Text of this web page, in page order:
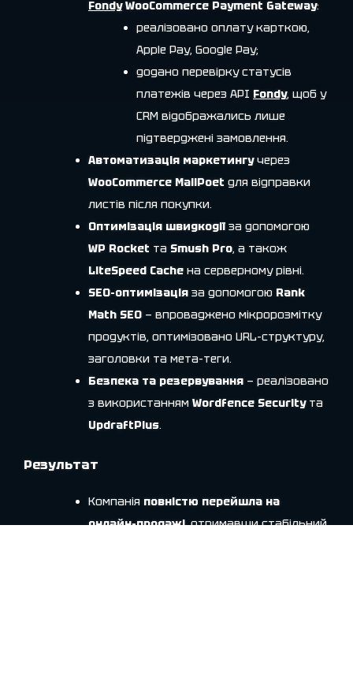
FondyWooCommerce Payment Gateway:
реалізовано оплату карткою,
Apple Pay, Google Pay;
додано перевірку статусів
платежів через API Fondy, щоб у
CRM відображались лише
підтверджені замовлення.
Автоматизація маркетингучерез
WooCommerce MailPoet для відправки
листів після покупки.
Оптимізація швидкодії за допомогою
WP Rocket та Smush Pro, а також
LiteSpeed Cache на серверному рівні.
SEO-оптимізація за допомогою Rank
Math SEO — впроваджено мікророзмітку
продуктів, оптимізовано URL-структуру,
заголовки та мета-теги.
Безпека та резервування — реалізовано
з використанням Wordfence Securityта
UpdraftPlus.
Результат
Компанія повністю перейшла на
онлайн-продажі, отримавши стабільний